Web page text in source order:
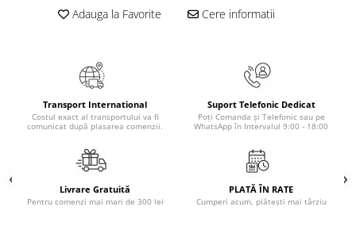
MedConnect
Medicina Pentru Toti
Sport
Terapii Alternative
AudioBook
Beletristica
Adauga la Favorite Cere informatii
Transport International
Costul exact al transportului va fi
comunicat după plasarea comenzii.
Suport Telefonic Dedicat
Poți Comanda și Telefonic sau pe
WhatsApp în Intervalul 9:00 - 18:00
Livrare Gratuită
Pentru comenzi mai mari de 300 lei
PLATĂ ÎN RATE
Cumperi acum, plătești mai târziu